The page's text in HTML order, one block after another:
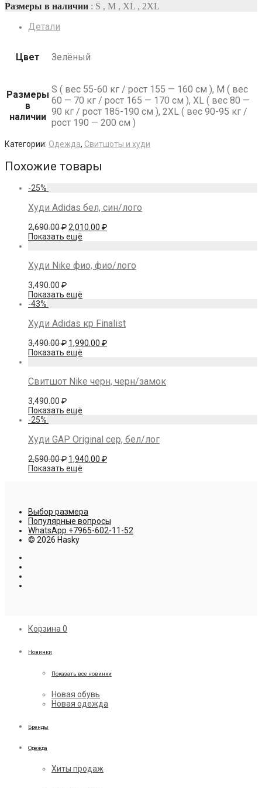
Размеры в наличии : S , M , XL , 2XL
Детали
Цвет Зелёный
Размеры
в
наличии
S ( вес 55-60 кг / рост 155 — 160 см ), M ( вес
60 — 70 кг / рост 165 — 170 см ), XL ( вес 80 —
90 кг / рост 185-190 см ), 2XL ( вес 90-95 кг /
рост 190 — 200 см )
Категории: Одежда, Свитшоты и худи
Похожие товары
-25%
Худи Adidas бел, син/лого
2,690.00₽Первоначальная
цена
2,010.00 ₽Текущая
Показать ещё
Худи Nike фио, фио/лого
3,490.00 ₽
Показать ещё
-43%
Худи Adidas кр Finalist
3,490.00₽ Первоначальная
цена
1,990.00 ₽Текущая
Показать ещё
Свитшот Nike черн, черн/замок
3,490.00 ₽
Показать ещё
-25%
Худи GAP Original сер, бел/лог
2,590.00₽ Первоначальная
цена
1,940.00 ₽Текущая
Показать ещё
Выбор размера
Популярные вопросы
WhatsApp +7965-602-11-52
© 2026 Hasky
Корзина 0
Новинки
Показать все новинки
Новая обувь
Новая одежда
Бренды
Одежда
Хиты продаж